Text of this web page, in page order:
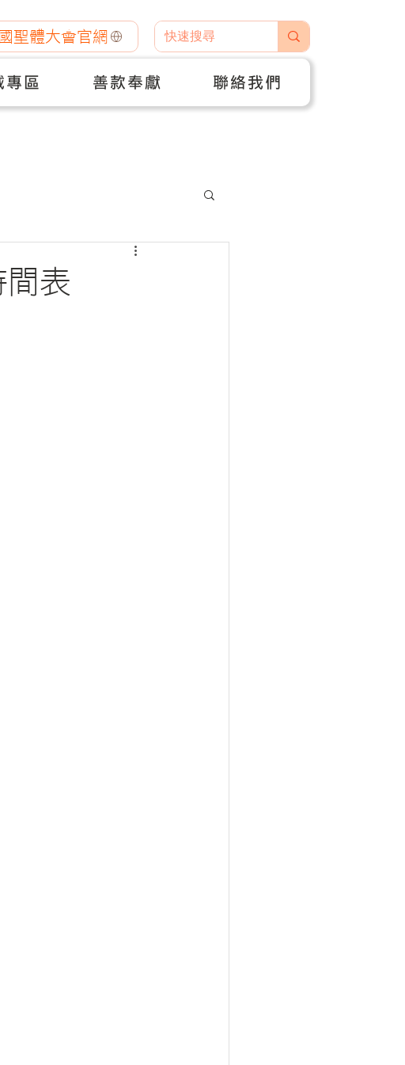
聖體大會官網
專區 善款奉獻 聯絡我們
間表